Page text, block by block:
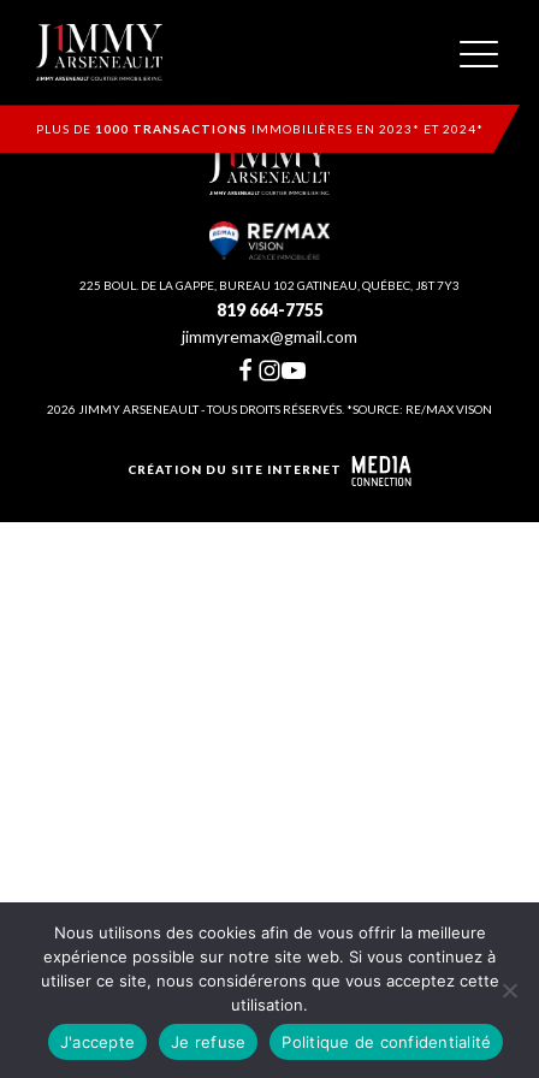
PLUS DE 1000 TRANSACTIONS IMMOBILIÈRES EN 2023* ET 2024*
225 BOUL. DE LA GAPPE, BUREAU 102 GATINEAU, QUÉBEC, J8T 7Y3
819 664-7755
jimmyremax@gmail.com
2026 JIMMY ARSENEAULT - TOUS DROITS RÉSERVÉS. *SOURCE: RE/MAX VISON
CRÉATION DU SITE INTERNET
Nous utilisons des cookies afin de vous offrir la meilleure
expérience possible sur notre site web. Si vous continuez à
utiliser ce site, nous considérerons que vous acceptez cette
utilisation.
J'accepte
Je refuse Politique de confidentialité